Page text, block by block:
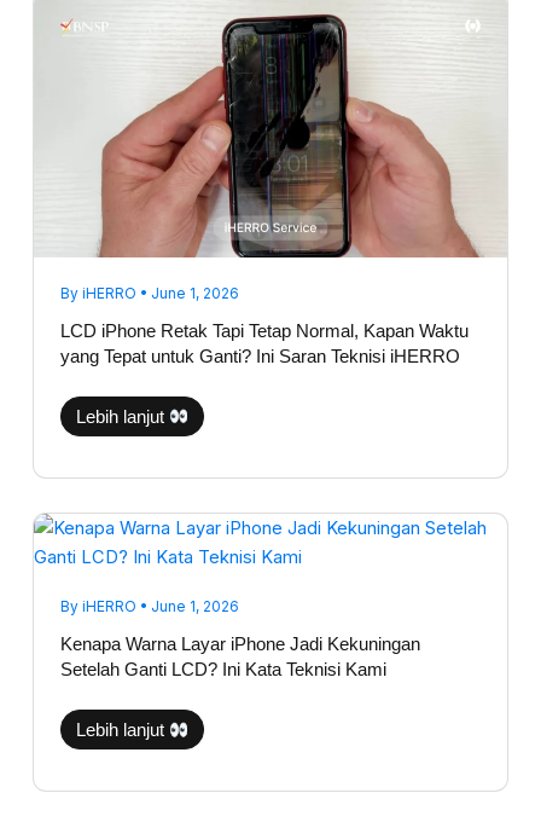
By iHERRO • June 1, 2026
LCD iPhone Retak Tapi Tetap Normal, Kapan Waktu
yang Tepat untuk Ganti? Ini Saran Teknisi iHERRO
Retak
yang
Tepat
Ganti?
Saran
Teknisi
iHERRO
Lebih lanjut
By iHERRO • June 1, 2026
Kenapa Warna Layar iPhone Jadi Kekuningan
Setelah Ganti LCD? Ini Kata Teknisi Kami
Kenapa
Warna
Layar
Kekuningan
Ganti
LCD?
Ini
Teknisi
Kami
Lebih lanjut